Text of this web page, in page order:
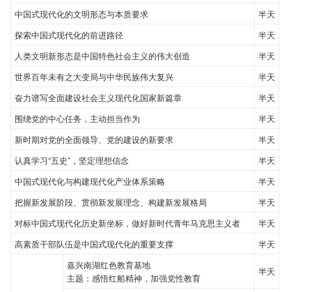
中国式现代化的文明形态与本质要求
半天
探索中国式现代化的前进路径
半天
人类文明新形态是中国特色社会主义的伟大创造
半天
世界百年未有之大变局与中华民族伟大复兴
半天
奋力谱写全面建设社会主义现代化国家新篇章
半天
围绕党的中心任务，主动担当作为
半天
新时期对党的全面领导、党的建设的新要求
半天
认真学习“五史”，坚定理想信念
半天
中国式现代化与构建现代化产业体系策略
半天
把握新发展阶段、贯彻新发展理念、构建新发展格局
半天
对标中国式现代化历史新坐标，做好新时代青年马克思主义者
半天
高素质干部队伍是中国式现代化的重要支撑
半天
嘉兴南湖红色教育基地
主题：感悟红船精神，加强党性教育
半天